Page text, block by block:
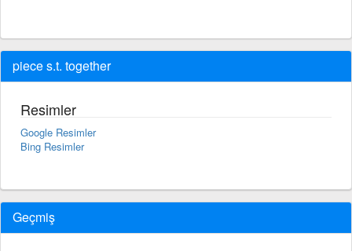
piece s.t. together
Resimler
Google Resimler
Bing Resimler
Geçmiş